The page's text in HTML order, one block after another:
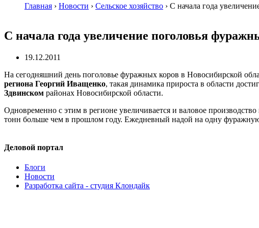
Главная › Новости › Сельское хозяйство › С начала года
С начала года увеличение поголовья
19.12.2011
На сегодняшний день поголовье фуражных коров в Новосибирской
региона Георгий Иващенко, такая динамика прироста в области
Здвинском районах Новосибирской области.
Одновременно с этим в регионе увеличивается и валовое
тонн больше чем в прошлом году. Ежедневный надой на одну фуражную
Деловой портал
Блоги
Новости
Разработка сайта - студия Клондайк